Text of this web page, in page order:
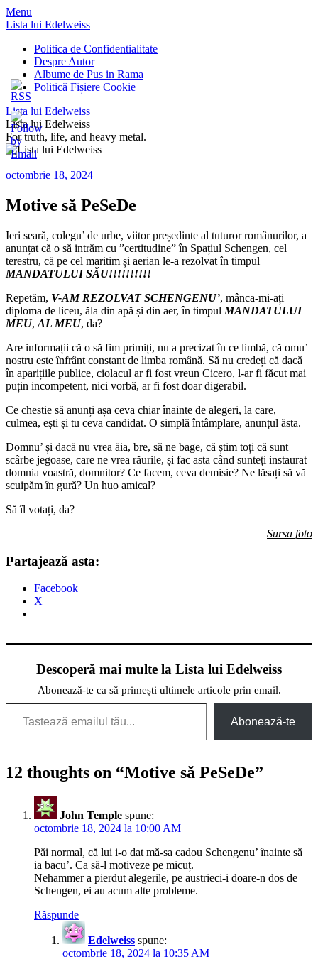
Menu
Lista lui Edelweiss
Politica de Confidentialitate
Despre Autor
Albume de Pus in Rama
Politică Fișiere Cookie
Lista lui Edelweiss
Lista lui Edelweiss
For truth, life, and heavy metal.
octombrie 18, 2024
Motive să PeSeDe
Ieri seară, colegu’ de urbe, viitor președinte al tuturor românurilor, a
anunțat că o să intrăm cu ”certitudine” în Spațiul Schengen, cel
terestru, că pe cel maritim și aerian le-a rezolvat în timpul
MANDATULUI SĂU!!!!!!!!!!
Repetăm, V-AM REZOLVAT SCHENGENU’, mânca-mi-ați
diploma de liceu, ăla din apă și din aer, în timpul MANDATULUI
MEU, AL MEU, da?
Are informații că o să fim primiți, nu a precizat în ce limbă, că omu’
nostru este înfrânt constant de limba română. Să nu credeți că dacă
în aparițiile publice, ciolacul ar fi fost vreun Cicero, l-ar fi făcut mai
puțin incompetent, nici vorbă, ar fi fost doar digerabil.
Ce chestie să anunți așa ceva chiar înainte de alegeri, la care,
culmea, ești și tu ceva candidat. O simplă întâmplare, anunțul ăsta.
Domnu’ și dacă nu vrea ăia, bre, să ne bage, că știm toți că sunt
scârbe jegoase, care ne vrea răurile, și fac asta când sunteți instaurat
domnia voastră, domnitor? Ce facem, ceva demisie? Ne lăsați să vă
scuipăm în gură? Un huo amical?
Să îl votați, da?
Sursa foto
Partajează asta:
Facebook
X
Descoperă mai multe la Lista lui Edelweiss
Abonează-te ca să primești ultimele articole prin email.
Tastează emailul tău...
Abonează-te
12 thoughts on “Motive să PeSeDe”
John Temple spune:
octombrie 18, 2024 la 10:00 AM
Păi normal, că lui i-o dat mă-sa cadou Schengenu’ înainte să
ia bacu’. Ca să-l motiveze pe micuț.
Nehammer a pierdut alegerile, pe austrieci-i doare-n dos de
Schengen, ei au acum alte probleme.
Răspunde
Edelweiss spune:
octombrie 18, 2024 la 10:35 AM